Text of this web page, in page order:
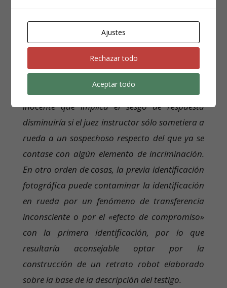
Respecto de lasvariables del sistema, ha de
partirse de que las ruedas producen un sesgo
de respuesta, tendente a identificar a alguien. El
riesgo de identificación de un sospechoso
inocente que implica el sesgo de respuesta
disminuiría si el juez instructor sólo sometiera a
rueda a un sospechoso respecto del que ya se
contase con algún elemento de incriminación.
En otro orden de cosas, la previa identificación
fotográfica puede contaminar la identificación
en rueda por un fenómeno de transferencia
inconsciente o por el «efecto de compromiso»
con la primera identificación, por lo que
resultaría aconsejable optar por la
construcción de un retrato robot elaborado
sobre la base de la descripción del testigo.
Ajustes
Rechazar todo
Aceptar todo